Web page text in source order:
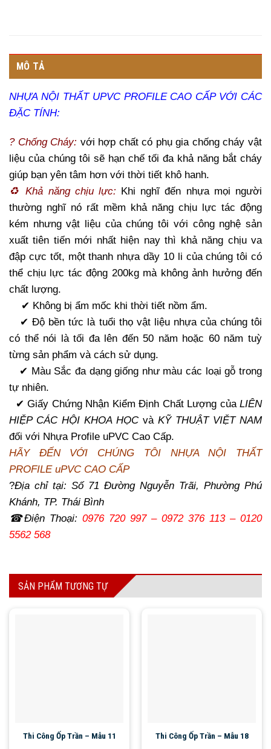
MÔ TẢ
NHỰA NỘI THẤT UPVC PROFILE CAO CẤP VỚI CÁC
ĐẶC TÍNH:
? Chống Cháy: với hợp chất có phụ gia chống cháy vật
liệu của chúng tôi sẽ hạn chế tối đa khả năng bắt cháy
giúp bạn yên tâm hơn với thời tiết khô hanh.
♻ Khả năng chịu lực: Khi nghĩ đến nhựa mọi người
thường nghĩ nó rất mềm khả năng chịu lực tác động
kém nhưng vật liệu của chúng tôi với công nghệ sản
xuất tiên tiến mới nhất hiện nay thì khả năng chịu va
đập cực tốt, một thanh nhựa dầy 10 li của chúng tôi có
thể chịu lực tác động 200kg mà không ảnh hưởng đến
chất lượng.
✔ Không bị ẩm mốc khi thời tiết nồm ẩm.
✔ Độ bền tức là tuổi thọ vật liệu nhựa của chúng tôi
có thể nói là tối đa lên đến 50 năm hoặc 60 năm tuỳ
từng sản phẩm và cách sử dụng.
✔ Màu Sắc đa dạng giống như màu các loại gỗ trong
tự nhiên.
✔ Giấy Chứng Nhận Kiểm Định Chất Lượng của LIÊN
HIỆP CÁC HỘI KHOA HỌCvà KỸ THUẬT VIỆT NAM
đối với Nhựa Profile uPVC Cao Cấp.
HÃY ĐẾN VỚI CHÚNG TÔI NHỰA NỘI THẤT
PROFILE uPVC CAO CẤP
?Địa chỉ tại: Số 71 Đường Nguyễn Trãi, Phường Phú
Khánh, TP. Thái Bình
☎Điện Thoại: 0976 720 997 – 0972 376 113 – 0120
5562 568
SẢN PHẨM TƯƠNG TỰ
Thi Công Ốp Trần – Mẫu 11 Thi Công Ốp Trần – Mẫu 18